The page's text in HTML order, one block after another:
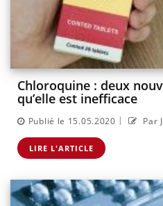
Chloroquine : deux
qu’elle est inefficace
Publié le 15.05.2020 | Par
LIRE L'ARTICLE